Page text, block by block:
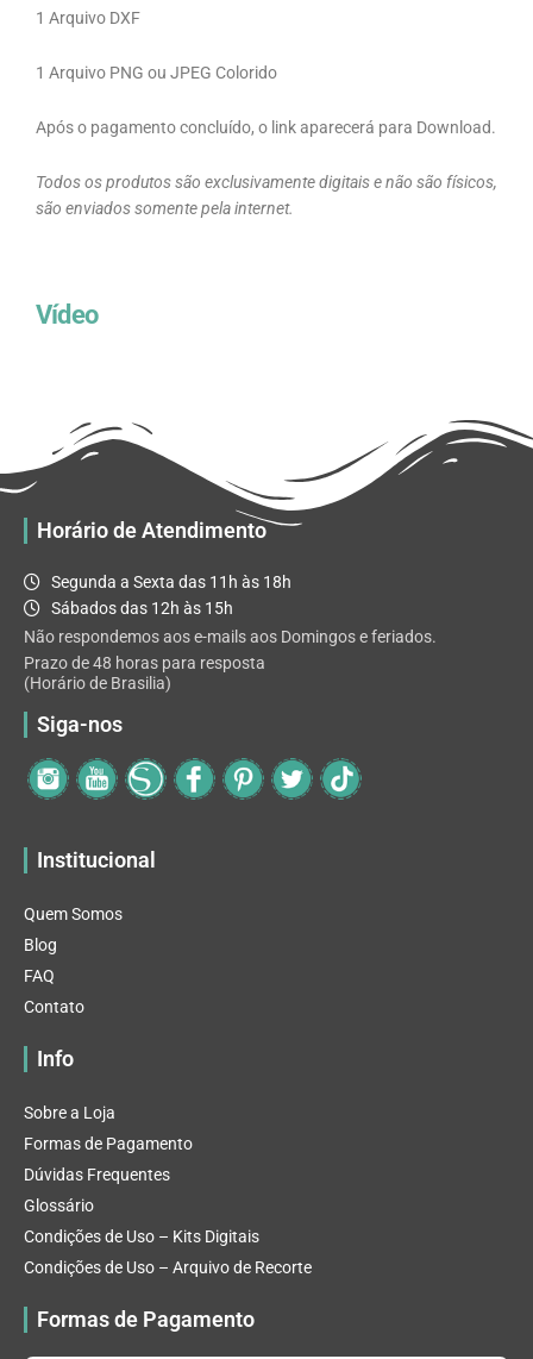
1 Arquivo DXF
1 Arquivo PNG ou JPEG Colorido
Após o pagamento concluído, o link aparecerá para Download.
Todos os produtos são exclusivamente digitais e não são físicos,
são enviados somente pela internet.
Vídeo
Horário de Atendimento
Segunda a Sexta das 11h às 18h
Sábados das 12h às 15h
Não respondemos aos e-mails aos Domingos e feriados.
Prazo de 48 horas para resposta
(Horário de Brasilia)
Siga-nos
Institucional
Quem Somos
Blog
FAQ
Contato
Info
Sobre a Loja
Formas de Pagamento
Dúvidas Frequentes
Glossário
Condições de Uso – Kits Digitais
Condições de Uso – Arquivo de Recorte
Formas de Pagamento